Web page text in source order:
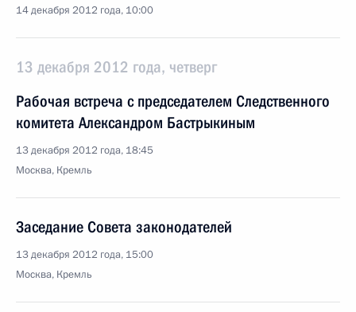
14 декабря 2012 года, 10:00
13 декабря 2012 года, четверг
Рабочая встреча с председателем Следственного
комитета Александром Бастрыкиным
13 декабря 2012 года, 18:45
Москва, Кремль
Заседание Совета законодателей
13 декабря 2012 года, 15:00
Москва, Кремль